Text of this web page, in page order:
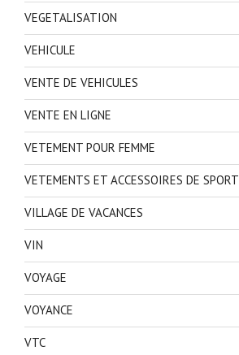
VEGETALISATION
VEHICULE
VENTE DE VEHICULES
VENTE EN LIGNE
VETEMENT POUR FEMME
VETEMENTS ET ACCESSOIRES DE SPORT
VILLAGE DE VACANCES
VIN
VOYAGE
VOYANCE
VTC